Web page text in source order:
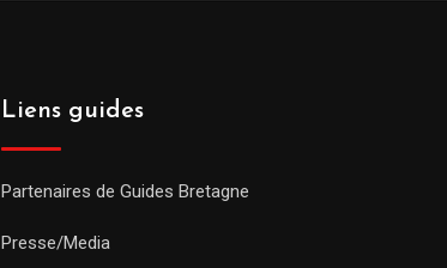
Liens guides
Partenaires de Guides Bretagne
Presse/Media